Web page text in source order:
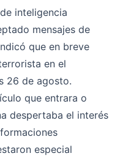
inteligencia
mensajes de
que en breve
en el
26 de agosto.
que entrara o
despertaba el interés
especial